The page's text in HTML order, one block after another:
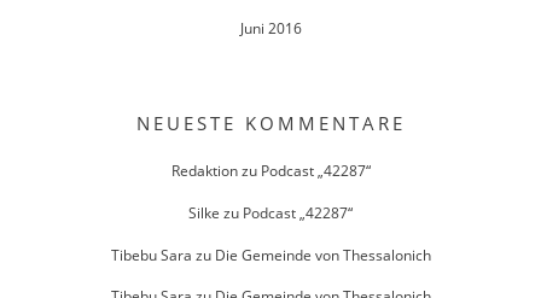
Juni 2016
NEUESTE KOMMENTARE
Redaktionzu Podcast „42287“
Silke zu Podcast „42287“
Tibebu Sara zu Die Gemeinde von Thessalonich